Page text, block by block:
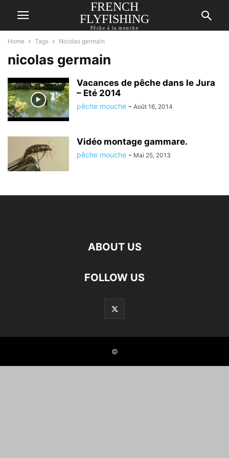
FRENCH
FLYFISHING
Pêche à la mouche
Home Tags Nicolas germain
nicolas germain
Vacances de pêche dans le Jura
– Eté 2014
pêche mouche - Août 16, 2014
Vidéo montage gammare.
pêche mouche - Mai 25, 2013
ABOUT US
FOLLOW US
©